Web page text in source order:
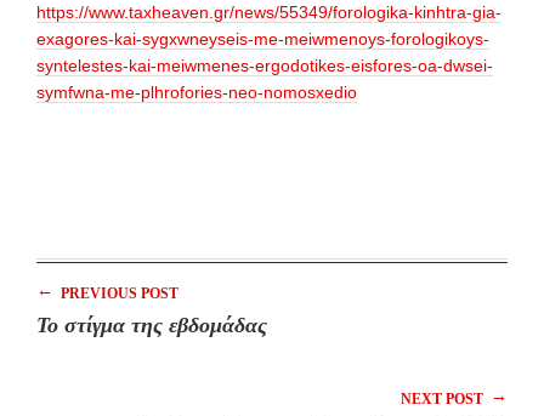
https://www.taxheaven.gr/news/55349/forologika-kinhtra-gia-
exagores-kai-sygxwneyseis-me-meiwmenoys-forologikoys-
syntelestes-kai-meiwmenes-ergodotikes-eisfores-oa-dwsei-
symfwna-me-plhrofories-neo-nomosxedio
← PREVIOUS POST
Το στίγμα της εβδομάδας
NEXT POST →